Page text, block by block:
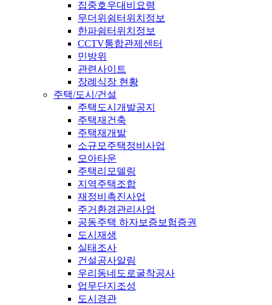
집중호우대비요령
무더위쉼터위치정보
한파쉼터위치정보
CCTV통합관제센터
민방위
관련사이트
장례식장 현황
주택/도시/건설
주택도시개발공지
주택재건축
주택재개발
소규모주택정비사업
모아타운
주택리모델링
지역주택조합
재정비촉진사업
주거환경관리사업
공동주택 하자보증보험증권
도시재생
실태조사
건설공사알림
우리동네도로굴착공사
업무단지조성
도시경관